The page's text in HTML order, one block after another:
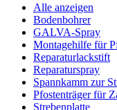
Alle anzeigen
Bodenbohrer
GALVA-Spray
Montagehilfe für
Reparaturlackstift
Reparaturspray
Spannkamm zur
Pfostenträger für
Strebenplatte